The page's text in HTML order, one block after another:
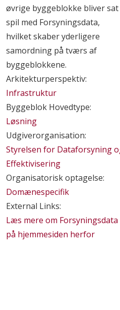
øvrige byggeblokke bliver sat
spil med Forsyningsdata,
hvilket skaber yderligere
samordning på tværs af
byggeblokkene.
Arkitekturperspektiv:
Infrastruktur
Byggeblok Hovedtype:
Løsning
Udgiverorganisation:
Styrelsen for Dataforsyning
Effektivisering
Organisatorisk optagelse:
Domænespecifik
External Links:
Læs mere om Forsyningsdata
på hjemmesiden herfor